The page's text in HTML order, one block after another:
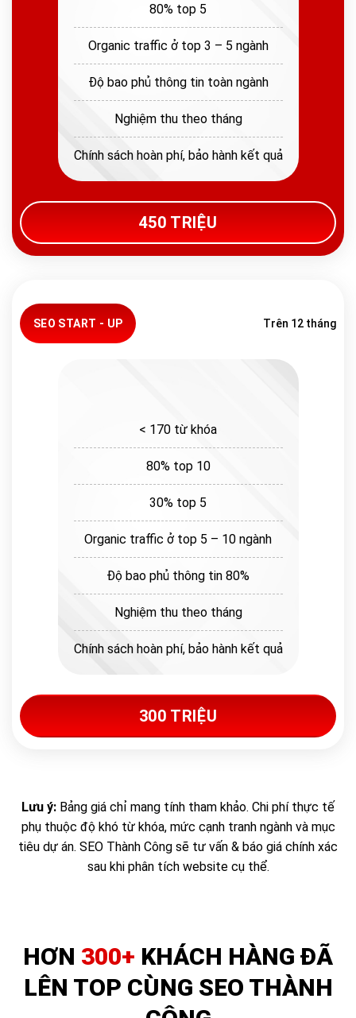
80% top 5
Organic traffic ở top 3 – 5 ngành
Độ bao phủ thông tin toàn ngành
Nghiệm thu theo tháng
Chính sách hoàn phí, bảo hành kết quả
450 TRIỆU
SEO START - UP Trên 12 tháng
< 170 từ khóa
80% top 10
30% top 5
Organic traffic ở top 5 – 10 ngành
Độ bao phủ thông tin 80%
Nghiệm thu theo tháng
Chính sách hoàn phí, bảo hành kết quả
300 TRIỆU
Lưu ý: Bảng giá chỉ mang tính tham khảo. Chi phí thực tế
phụ thuộc độ khó từ khóa, mức cạnh tranh ngành và mục
tiêu dự án. SEO Thành Công sẽ tư vấn & báo giá chính xác
sau khi phân tích website cụ thể.
HƠN 300+ KHÁCH HÀNG ĐÃ
LÊN TOP CÙNG SEO THÀNH